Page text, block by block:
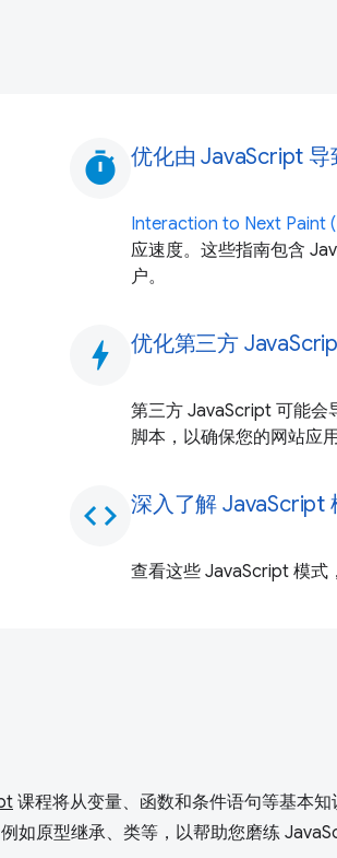
timer 优化由 JavaScript 导
Interaction to Next Paint
应速度。这些指南包含
户。
bolt 优化第三方
第三方 JavaScript 可能会
脚本，以确保您的网站应
code 深入了解 JavaScript
查看这些 JavaScript 模式
课程将从变量、函数和条件语句等基本知
如原型继承、类等，以帮助您磨练